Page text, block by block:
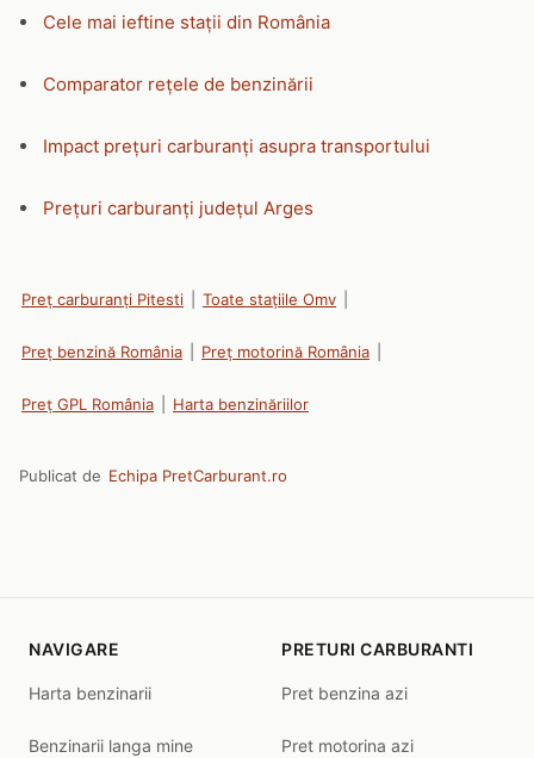
Cele mai ieftine stații din România
Comparator rețele de benzinării
Impact prețuri carburanți asupra transportului
Prețuri carburanți județul Arges
Preț carburanți Pitesti Toate stațiile Omv
Preț benzină România Preț motorină România
Preț GPL România Harta benzinăriilor
Publicat de Echipa PretCarburant.ro
NAVIGARE
Harta benzinarii
Benzinarii langa mine
PRETURI CARBURANTI
Pret benzina azi
Pret motorina azi